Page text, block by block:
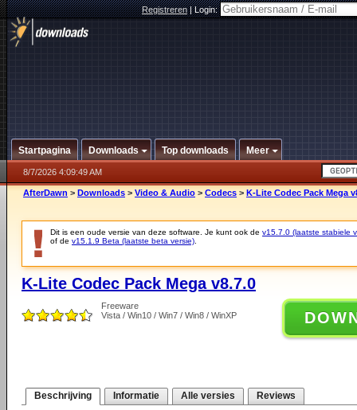
Registreren|Login:
Startpagina Downloads Top downloads Meer
8/7/2026 4:09:49 AM
AfterDawn > Downloads > Video & Audio > Codecs > K-Lite Codec Pack Mega
Dit is een oude versie van deze software. Je kunt ook de v15.7.0 (laatste stabiele
of de v15.1.9 Beta (laatste beta versie)
K-Lite Codec Pack Mega v8.7.0
Freeware
Vista / Win10 / Win7 / Win8 / WinXP
Beschrijving Informatie Alle versies Reviews